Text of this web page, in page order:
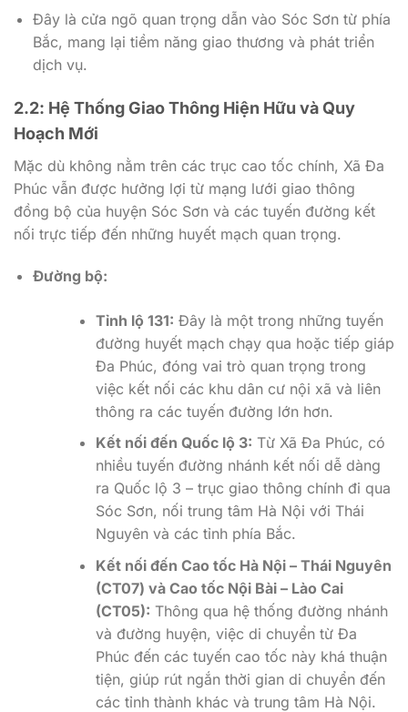
Đây là cửa ngõ quan trọng dẫn vào Sóc Sơn từ phía
Bắc, mang lại tiềm năng giao thương và phát triển
dịch vụ.
2.2: Hệ Thống Giao Thông Hiện Hữu và Quy
Hoạch Mới
Mặc dù không nằm trên các trục cao tốc chính, Xã Đa
Phúc vẫn được hưởng lợi từ mạng lưới giao thông
đồng bộ của huyện Sóc Sơn và các tuyến đường kết
nối trực tiếp đến những huyết mạch quan trọng.
Đường bộ:
Tỉnh lộ 131: Đây là một trong những tuyến
đường huyết mạch chạy qua hoặc tiếp giáp
Đa Phúc, đóng vai trò quan trọng trong
việc kết nối các khu dân cư nội xã và liên
thông ra các tuyến đường lớn hơn.
Kết nối đến Quốc lộ 3: Từ Xã Đa Phúc, có
nhiều tuyến đường nhánh kết nối dễ dàng
ra Quốc lộ 3 – trục giao thông chính đi qua
Sóc Sơn, nối trung tâm Hà Nội với Thái
Nguyên và các tỉnh phía Bắc.
Kết nối đến Cao tốc Hà Nội – Thái Nguyên
(CT07) và Cao tốc Nội Bài – Lào Cai
(CT05): Thông qua hệ thống đường nhánh
và đường huyện, việc di chuyển từ Đa
Phúc đến các tuyến cao tốc này khá thuận
tiện, giúp rút ngắn thời gian di chuyển đến
các tỉnh thành khác và trung tâm Hà Nội.